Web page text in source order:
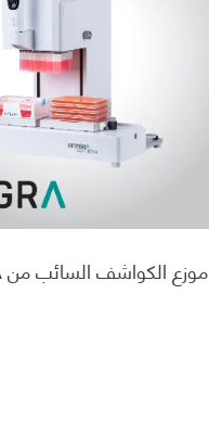
موزع الكواشف السائب من INTEGRA